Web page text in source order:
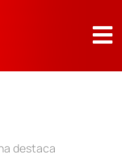
destaca